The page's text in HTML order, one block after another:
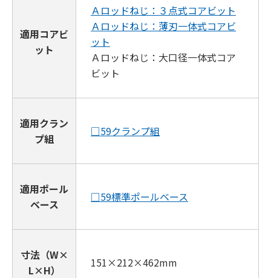
適用コアビ
ット
Ａロッドねじ：３点式コアビット
Ａロッドねじ：薄刃一体式コアビ
ット
Ａロッドねじ：大口径一体式コア
ビット
適用クラン
プ組
□59クランプ組
適用ポール
ベース
□59標準ポールベース
寸法（W×
L×H）
151×212×462mm